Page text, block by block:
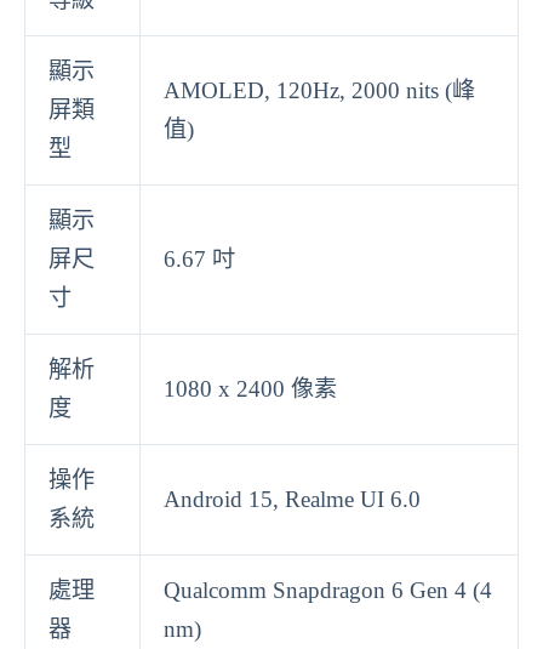
顯示
屏類
型
AMOLED, 120Hz, 2000 nits (峰
值)
顯示
屏尺
寸
6.67 吋
解析
度
1080 x 2400 像素
操作
系統
Android 15, Realme UI 6.0
處理
器
Qualcomm Snapdragon 6 Gen 4 (4
nm)